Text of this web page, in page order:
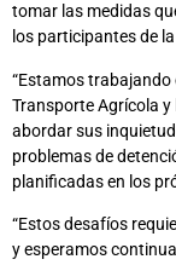
tomar las medidas
los participantes de
“Estamos trabajando
Transporte Agrícola
abordar sus
problemas de
planificadas en los
“Estos desafíos
y esperamos